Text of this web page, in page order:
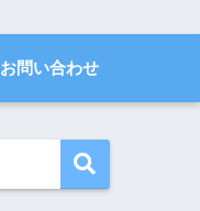
お問い合わせ